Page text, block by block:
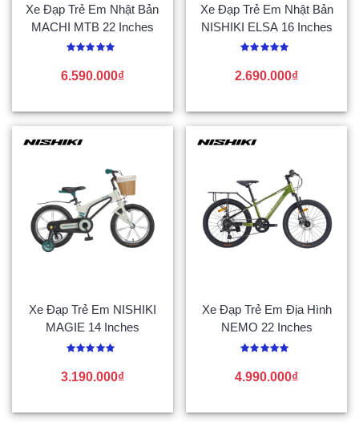
Xe Đạp Trẻ Em Nhật Bản
MACHI MTB 22 Inches
xếp
hạng
sao
6.590.000₫
Xe Đạp Trẻ Em Nhật Bản
NISHIKI ELSA 16 Inches
xếp
hạng
sao
2.690.000₫
Xe Đạp Trẻ Em NISHIKI
MAGIE 14 Inches
xếp
hạng
sao
3.190.000₫
Xe Đạp Trẻ Em Địa Hình
NEMO 22 Inches
xếp
hạng
sao
4.990.000₫